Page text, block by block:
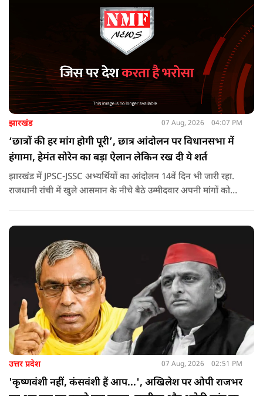
उच्च चिकित्सा केंद्रों में रेफर करने के निर्देश दिए हैं.
झारखंड 07 Aug, 2026 04:07 PM
‘छात्रों की हर मांग होगी पूरी’, छात्र आंदोलन पर विधानसभा में
हंगामा, हेमंत सोरेन का बड़ा ऐलान लेकिन रख दी ये शर्त
झारखंड में JPSC-JSSC अभ्यर्थियों का आंदोलन 14वें दिन भी जारी रहा.
राजधानी रांची में खुले आसमान के नीचे बैठे उम्मीदवार अपनी मांगों को
उत्तर प्रदेश 07 Aug, 2026 02:51 PM
'कृष्णवंशी नहीं, कंसवंशी हैं आप...', अखिलेश पर ओपी राजभर